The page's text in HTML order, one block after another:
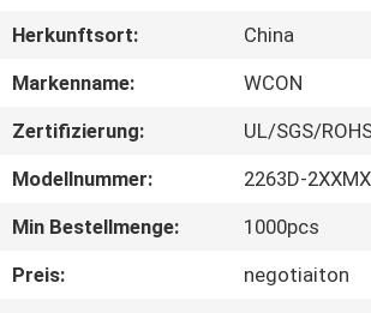
FABRIK-
QUALITÄTSKONTROLLE
TRETEN
SIE
Herkunftsort:
China
Markenname:
WCON
Zertifizierung:
UL/SGS/
Modellnummer:
2263D-
Min Bestellmenge:
1000pcs
Preis:
negotiaiton